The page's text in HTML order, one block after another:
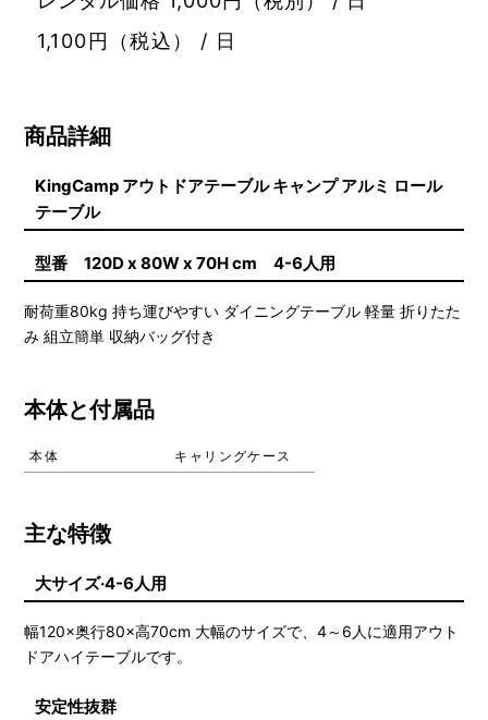
1,100円（税込） / 日
商品詳細
KingCamp アウトドアテーブル キャンプ アルミ ロール
テーブル
型番 120D x 80W x 70H cm 4-6人用
耐荷重80kg 持ち運びやすい ダイニングテーブル 軽量 折りたた
み 組立簡単 収納バッグ付き
本体と付属品
本体 キャリングケース
主な特徴
大サイズ·4-6人用
幅120×奥行80×高70cm 大幅のサイズで、4～6人に適用アウト
ドアハイテーブルです。
安定性抜群